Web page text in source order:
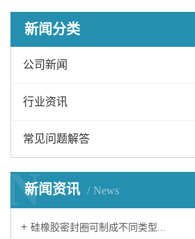
新闻分类
公司新闻
行业资讯
常见问题解答
新闻资讯 News
N
硅橡胶密封圈可制成不同类型...